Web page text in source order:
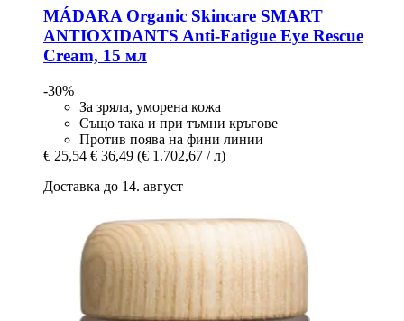
MÁDARA Organic Skincare SMART
ANTIOXIDANTS Anti-​Fatigue Eye Rescue
Cream, 15 мл
-30%
За зряла, уморена кожа
Също така и при тъмни кръгове
Против поява на фини линии
€ 25,54 € 36,49 (€ 1.702,67 / л)
Доставка до 14. август